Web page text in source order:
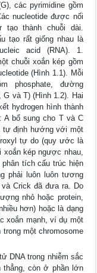
các pyrimidine gồm
nucleotide được nối
tạo thành chuỗi dài.
tạo rất giống nhau là
acid (RNA). 1.
chuỗi xoắn kép gồm
(Hình 1.1). Mỗi
phosphate, đường
G và T) (Hình 1.2). Hai
hydrogen hình thành
A bổ sung cho T và C
tự định hướng với một
tự do (quy ước là
xoắn kép ngược nhau,
tích cấu trúc hiện
phải luôn luôn tương
Crick đã đưa ra. Do
nhỏ hoặc protein,
hơn) hoặc là dạng
xoắn mạnh, ví dụ một
một chromosome
DNA trong nhiễm sắc
thẳng, còn ở phần lớn